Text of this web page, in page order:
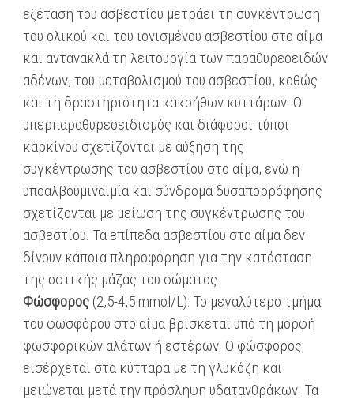
εξέταση του ασβεστίου μετράει τη συγκέντρωση
του ολικού και του ιονισμένου ασβεστίου στο αίμα
και αντανακλά τη λειτουργία των παραθυρεοειδών
αδένων, του μεταβολισμού του ασβεστίου, καθώς
και τη δραστηριότητα κακοήθων κυττάρων. Ο
υπερπαραθυρεοειδισμός και διάφοροι τύποι
καρκίνου σχετίζονται με αύξηση της
συγκέντρωσης του ασβεστίου στο αίμα, ενώ η
υποαλβουμιναιμία και σύνδρομα δυσαπορρόφησης
σχετίζονται με μείωση της συγκέντρωσης του
ασβεστίου. Τα επίπεδα ασβεστίου στο αίμα δεν
δίνουν κάποια πληροφόρηση για την κατάσταση
της οστικής μάζας του σώματος.
Φώσφορος (2,5-4,5 mmol/L): Το μεγαλύτερο τμήμα
του φωσφόρου στο αίμα βρίσκεται υπό τη μορφή
φωσφορικών αλάτων ή εστέρων. Ο φώσφορος
εισέρχεται στα κύτταρα με τη γλυκόζη και
μειώνεται μετά την πρόσληψη υδατανθράκων. Τα